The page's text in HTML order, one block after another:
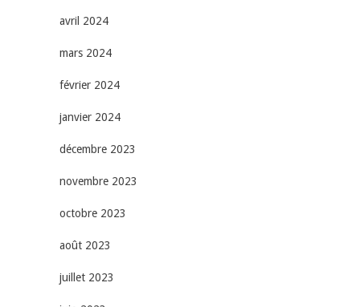
avril 2024
mars 2024
février 2024
janvier 2024
décembre 2023
novembre 2023
octobre 2023
août 2023
juillet 2023